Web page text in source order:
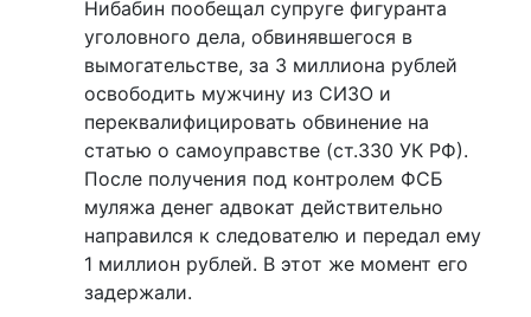
Нибабин пообещал супруге фигуранта
уголовного дела, обвинявшегося в
вымогательстве, за 3 миллиона рублей
освободить мужчину из СИЗО и
переквалифицировать обвинение на
статью о самоуправстве (ст.330 УК РФ).
После получения под контролем ФСБ
муляжа денег адвокат действительно
направился к следователю и передал ему
1 миллион рублей. В этот же момент его
задержали.